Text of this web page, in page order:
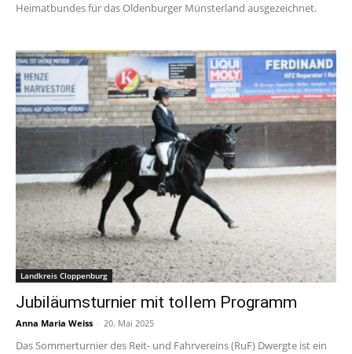
Heimatbundes für das Oldenburger Münsterland ausgezeichnet.
Landkreis Cloppenburg
Jubiläumsturnier mit tollem Programm
Anna Maria Weiss - 20. Mai 2025
Das Sommerturnier des Reit- und Fahrvereins (RuF) Dwergte ist ein